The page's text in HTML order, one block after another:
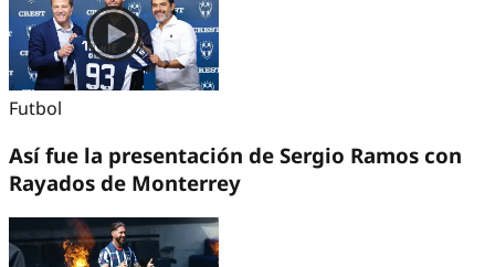
Futbol
Así fue la presentación de Sergio Ramos con
Rayados de Monterrey